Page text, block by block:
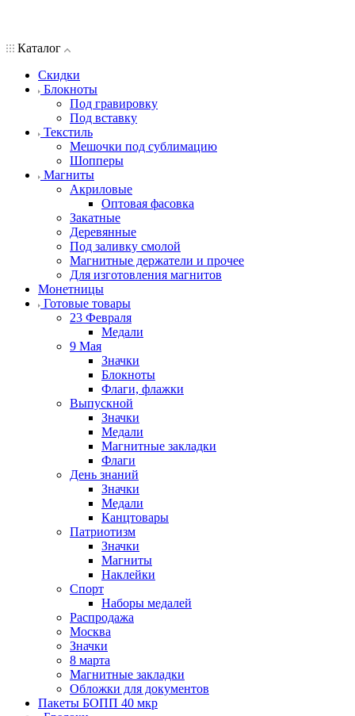
Каталог
Скидки
Блокноты
Под гравировку
Под вставку
Текстиль
Мешочки под сублимацию
Шопперы
Магниты
Акриловые
Оптовая фасовка
Закатные
Деревянные
Под заливку смолой
Магнитные держатели и прочее
Для изготовления магнитов
Монетницы
Готовые товары
23 Февраля
Медали
9 Мая
Значки
Блокноты
Флаги, флажки
Выпускной
Значки
Медали
Магнитные закладки
Флаги
День знаний
Значки
Медали
Канцтовары
Патриотизм
Значки
Магниты
Наклейки
Спорт
Наборы медалей
Распродажа
Москва
Значки
8 марта
Магнитные закладки
Обложки для документов
Пакеты БОПП 40 мкр